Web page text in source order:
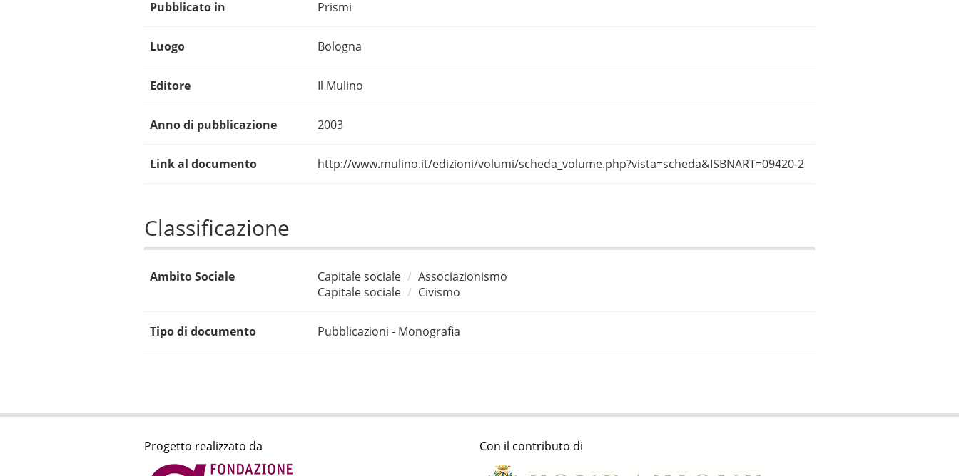
Pubblicato in Prismi
Luogo Bologna
Editore Il Mulino
Anno di pubblicazione 2003
Link al documento http://www.mulino.it/edizioni/volumi/scheda_volume.php?vista=scheda&ISBNART=09420-2
Classificazione
Ambito Sociale Capitale sociale
Associazionismo
Capitale sociale
Civismo
Tipo di documento Pubblicazioni - Monografia
Progetto realizzato da Con il contributo di